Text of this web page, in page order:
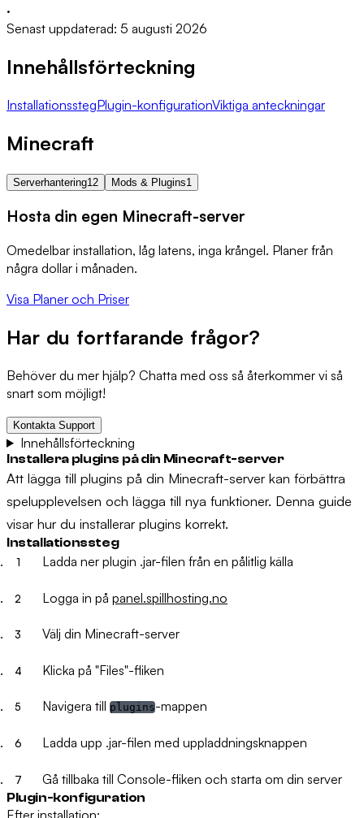
·
Senast uppdaterad: 5 augusti 2026
Innehållsförteckning
InstallationsstegPlugin-konfigurationViktiga anteckningar
Minecraft
Serverhantering12 Mods & Plugins1
Hosta din egen Minecraft-server
Omedelbar installation, låg latens, inga krångel. Planer från
några dollar i månaden.
Visa Planer och Priser
Har du fortfarande frågor?
Behöver du mer hjälp? Chatta med oss så återkommer vi så
snart som möjligt!
Kontakta Support
Innehållsförteckning
Installera plugins på din Minecraft-server
Att lägga till plugins på din Minecraft-server kan förbättra
spelupplevelsen och lägga till nya funktioner. Denna guide
visar hur du installerar plugins korrekt.
Installationssteg
Ladda ner plugin .jar-filen från en pålitlig källa
Logga in på panel.spillhosting.no
Välj din Minecraft-server
Klicka på "Files"-fliken
Navigera till plugins-mappen
Ladda upp .jar-filen med uppladdningsknappen
Gå tillbaka till Console-fliken och starta om din server
Plugin-konfiguration
Efter installation: